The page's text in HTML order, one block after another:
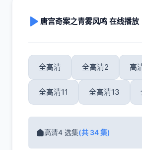
唐宫奇案之青雾风鸣 在线播放
全高清 全高清2 高
全高清11 全高清13
高清4 选集(共 34 集)